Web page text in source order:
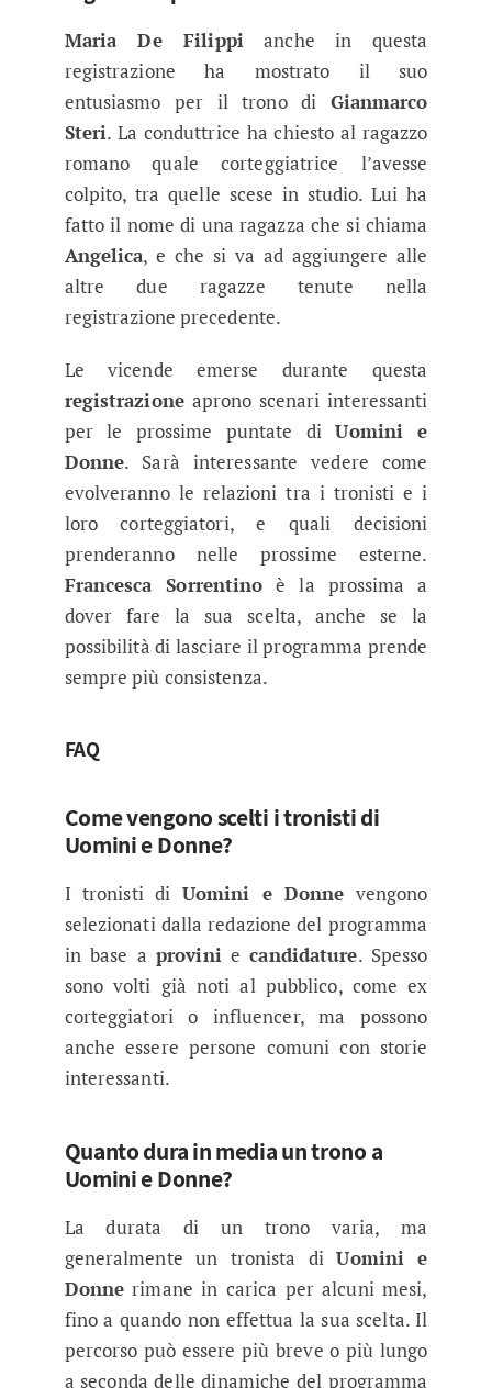
Maria De Filippianche in questa
registrazione ha mostrato il suo
entusiasmo per il trono di Gianmarco
Steri. La conduttrice ha chiesto al ragazzo
romano quale corteggiatrice l’avesse
colpito, tra quelle scese in studio. Lui ha
fatto il nome di una ragazza che si chiama
Angelica, e che si va ad aggiungere alle
altre due ragazze tenute nella
registrazione precedente.
Le vicende emerse durante questa
registrazioneaprono scenari interessanti
per le prossime puntate diUomini e
Donne. Sarà interessante vedere come
evolveranno le relazioni tra i tronisti e i
loro corteggiatori, e quali decisioni
prenderanno nelle prossime esterne.
Francesca Sorrentino è la prossima a
dover fare la sua scelta, anche se la
possibilità di lasciare il programma prende
sempre più consistenza.
FAQ
Come vengono scelti i tronisti di
Uomini e Donne?
I tronisti di Uomini e Donne vengono
selezionati dalla redazione del programma
in base aproviniecandidature. Spesso
sono volti già noti al pubblico, come ex
corteggiatori o influencer, ma possono
anche essere persone comuni con storie
interessanti.
Quanto dura in media un trono a
Uomini e Donne?
La durata di un trono varia, ma
generalmente un tronista diUomini e
Donne rimane in carica per alcuni mesi,
fino a quando non effettua la sua scelta. Il
percorso può essere più breve o più lungo
a seconda delle dinamiche del programma